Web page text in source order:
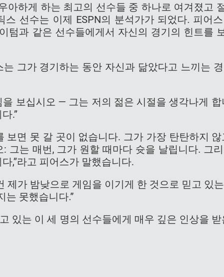
아하게 하는 최고의 선수들 중 하나로 여겨졌고
선수는 이제 ESPN의 분석가가 되었다. 피어
텀과 같은 선수들에게서 자신의 경기의 힌트를
그가 경기하는 동안 자신과 닮았다고 느끼는
보십시오 — 그는 저의 젊은 시절을 생각나게 합
.”
보면 못 갈 곳이 없습니다. 그가 가장 탄탄하지 않
그는 매번, 그가 원할 때마다 슛을 날립니다. 그
,”라고 피어스가 말했습니다.
제가 밤낮으로 게임을 이기게 한 것으로 믿고 있
는 못했습니다.”
있는 이 세 명의 선수들에게 매우 깊은 인상을